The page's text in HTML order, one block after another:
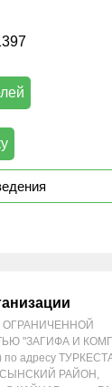
"ЗАГИФА И
по адресу
РАЙОН,